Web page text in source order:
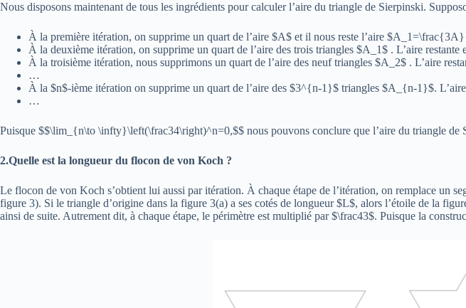
Nous disposons maintenant de tous les ingrédients pour calculer l’aire du triangle de Sierpinski.
À la première itération, on supprime un quart de l’aire $A$ et il nous reste l’aire
À la deuxième itération, on supprime un quart de l’aire des trois triangles $A_1$ . L’aire
À la troisième itération, nous supprimons un quart de l’aire des neuf triangles $A_2$ . L’aire
…
À la $n$-ième itération on supprime un quart de l’aire des $3^{n-1}$ triangles $A_{n-1}$.
…
Puisque $$\lim_{n\to \infty}\left(\frac34\right)^n=0,$$ nous pouvons conclure que l’aire du triangle de
2.Quelle est la longueur du flocon de von Koch ?
Le flocon de von Koch s’obtient lui aussi par itération. À chaque étape de l’itération, on remplace un
figure 3). Si le triangle d’origine dans la figure 3(a) a ses cotés de longueur $L$, alors l’étoile de la
ainsi de suite. Autrement dit, à chaque étape, le périmètre est multiplié par $\frac43$. Puisque la